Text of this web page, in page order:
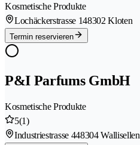
Kosmetische Produkte
Lochäckerstrasse 148302 Kloten
Termin reservieren
P&I Parfums GmbH
Kosmetische Produkte
5(1)
Industriestrasse 448304 Wallisellen